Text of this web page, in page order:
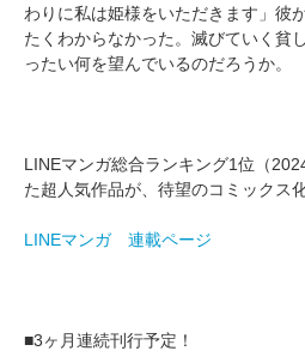
わりに私は姫様をいただきます」彼
たくわからなかった。滅びていく貧
ったい何を望んでいるのだろうか。
LINEマンガ総合ランキング1位（
た超人気作品が、待望のコミックス
LINEマンガ 連載ページ
■3ヶ月連続刊行予定！